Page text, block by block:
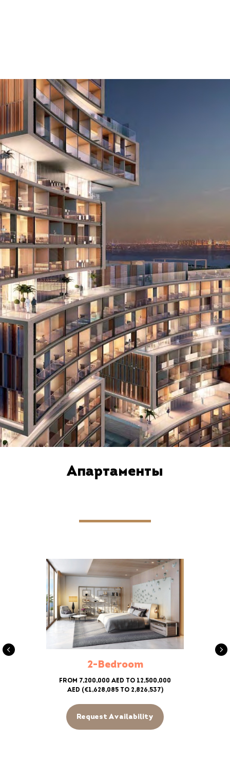
Апартаменты
2-Bedroom
From 7,200,000 AED to 12,500,000
AED (€1,628,085 to 2,826,537)
Request Availability